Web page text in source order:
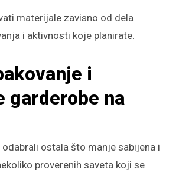
materijale zavisno od dela
i aktivnosti koje planirate.
i
garderobe na
ostala što manje sabijena i
proverenih saveta koji se